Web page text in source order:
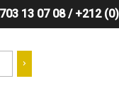
13 07 08 / +212